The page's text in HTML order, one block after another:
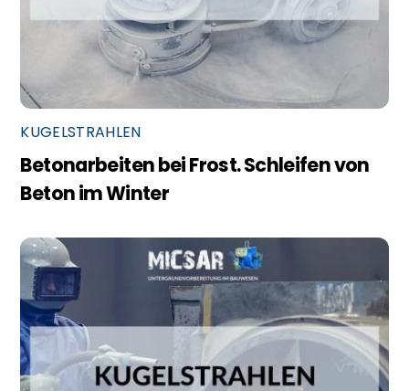
KUGELSTRAHLEN
Betonarbeiten bei Frost. Schleifen von
Beton im Winter